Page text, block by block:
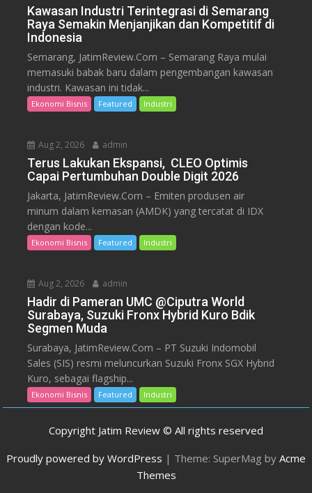
Kawasan Industri Terintegrasi di Semarang
Raya Semakin Menjanjikan dan Kompetitif di
Indonesia
Semarang, JatimReview.Com – Semarang Raya mulai
memasuki babak baru dalam pengembangan kawasan
industri. Kawasan ini tidak...
Ekonomi Bisnis Featured Industri
Aug 2, 2026 admin
Terus Lakukan Ekspansi, CLEO Optimis
Capai Pertumbuhan Double Digit 2026
Jakarta, JatimReview.Com – Emiten produsen air
minum dalam kemasan (AMDK) yang tercatat di IDX
dengan kode...
Ekonomi Bisnis Featured Industri
Aug 2, 2026 admin
Hadir di Pameran UMC @Ciputra World
Surabaya, Suzuki Fronx Hybrid Kuro Bdik
Segmen Muda
Surabaya, JatimReview.Com – PT Suzuki Indomobil
Sales (SIS) resmi meluncurkan Suzuki Fronx SGX Hybrid
Kuro, sebagai flagship...
Ekonomi Bisnis Featured Industri
Copyright Jatim Review © All rights reserved
Proudly powered by WordPress | Theme: SuperMag by Acme
Themes